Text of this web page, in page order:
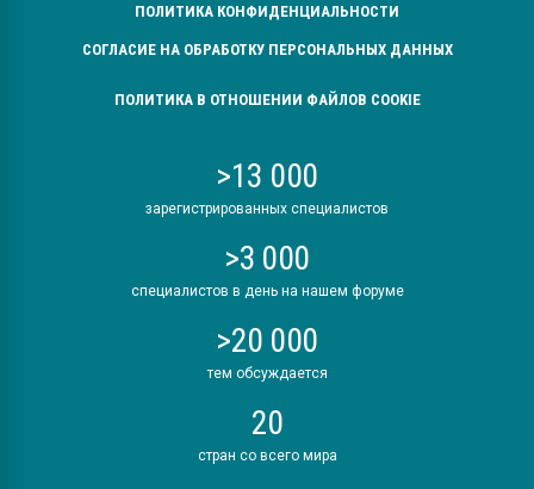
ПОЛИТИКА КОНФИДЕНЦИАЛЬНОСТИ
СОГЛАСИЕ НА ОБРАБОТКУ ПЕРСОНАЛЬНЫХ ДАННЫХ
ПОЛИТИКА В ОТНОШЕНИИ ФАЙЛОВ COOKIE
>13 000
зарегистрированных специалистов
>3 000
специалистов в день на нашем форуме
>20 000
тем обсуждается
20
стран со всего мира